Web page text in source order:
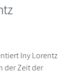
Iny Lorentz
der Zeit der